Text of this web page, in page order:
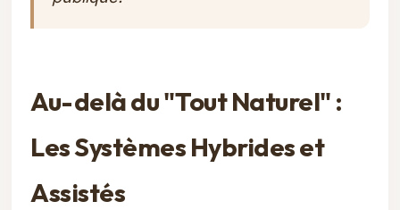
Au-delà du "Tout Naturel" :
Les Systèmes Hybrides et
Assistés